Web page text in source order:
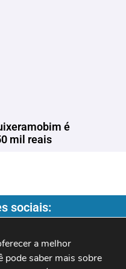
é
mil reais
sociais:
a melhor
pode saber mais sobre